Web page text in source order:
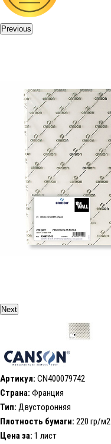
Previous
Next
Артикул: CN400079742
Страна: Франция
Тип: Двусторонняя
Плотность бумаги: 220 гр/м2
Цена за: 1 лист